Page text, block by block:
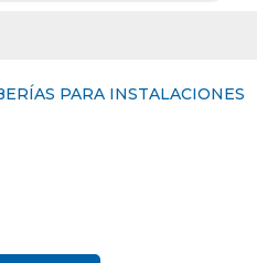
PARA INSTALACIONES